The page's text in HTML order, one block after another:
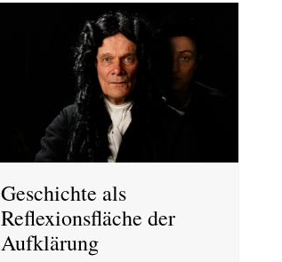
Geschichte als
Reflexionsfläche der
Aufklärung